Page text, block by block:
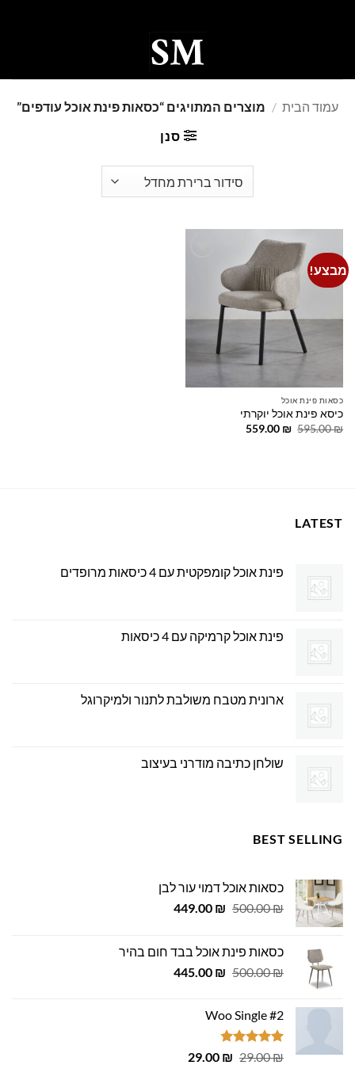
עמוד הבית / מוצרים המתויגים “כסאות פינת אוכל עודפים”
סנן
מבצע!
כסאות פינת אוכל
כיסא פינת אוכל יוקרתי
595.00₪
המחיר
559.00 ₪
המחיר
LATEST
פינת אוכל קומפקטית עם 4 כיסאות מרופדים
פינת אוכל קרמיקה עם 4 כיסאות
ארונית מטבח משולבת לתנור ולמיקרוגל
שולחן כתיבה מודרני בעיצוב
BEST SELLING
כסאות אוכל דמוי עור לבן
500.00₪
המחיר
500.00 ₪.
449.00 ₪
המחיר
449.00 ₪.
כסאות פינת אוכל בבד חום בהיר
500.00₪
המחיר
500.00 ₪.
445.00 ₪
המחיר
Woo Single #2
דורג4.75
29.00₪
המחיר
29.00 ₪
המחיר